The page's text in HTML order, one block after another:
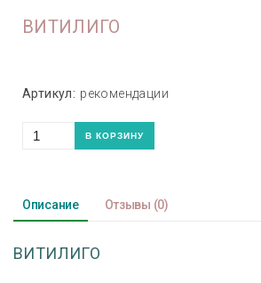
ВИТИЛИГО
Артикул: рекомендации
Описание Отзывы (0)
ВИТИЛИГО